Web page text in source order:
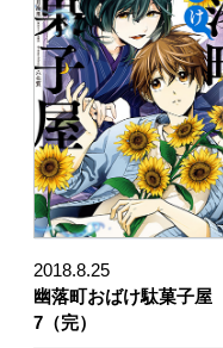
2018.8.25
幽落町おばけ駄菓子屋
7（完）